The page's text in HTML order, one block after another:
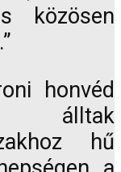
közösen
honvéd
álltak
hű